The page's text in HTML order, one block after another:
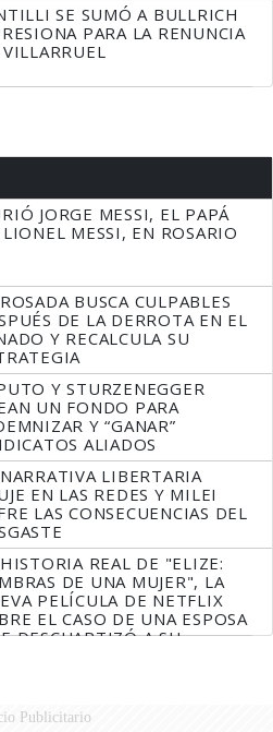
SE SUMÓ A BULLRICH
PARA LA RENUNCIA
JORGE MESSI, EL PAPÁ
LIONEL MESSI, EN ROSARIO
BUSCA CULPABLES
DE LA DERROTA EN EL
Y RECALCULA SU
Y STURZENEGGER
UN FONDO PARA
Y “GANAR”
ALIADOS
LIBERTARIA
EN LAS REDES Y MILEI
LAS CONSECUENCIAS DEL
REAL DE "ELIZE:
DE UNA MUJER", LA
PELÍCULA DE NETFLIX
EL CASO DE UNA ESPOSA
DESCUARTIZÓ A SU
Publicitario